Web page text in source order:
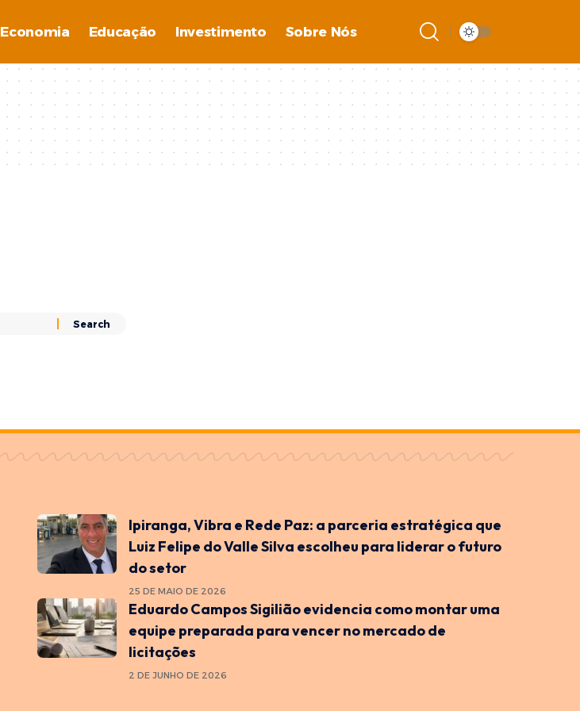
Economia Educação Investimento Sobre Nós
Ipiranga, Vibra e Rede Paz: a parceria estratégica que
Luiz Felipe do Valle Silva escolheu para liderar o futuro
do setor
25 DE MAIO DE 2026
Eduardo Campos Sigilião evidencia como montar uma
equipe preparada para vencer no mercado de
licitações
2 DE JUNHO DE 2026